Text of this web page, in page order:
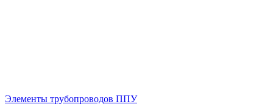
Элементы трубопроводов ППУ